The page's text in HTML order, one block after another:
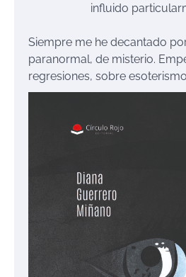
influido
Siempre me he decantado
paranormal, de misterio.
regresiones, sobre